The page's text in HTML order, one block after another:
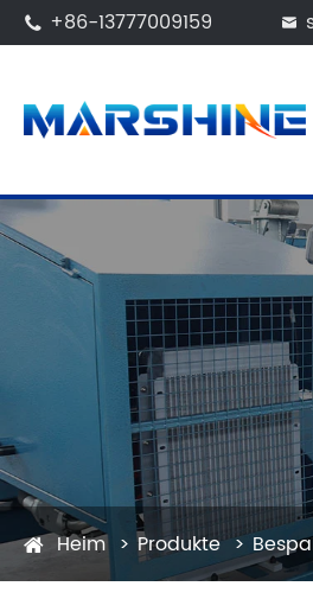
 +86-13777009159 
Heim Produkte